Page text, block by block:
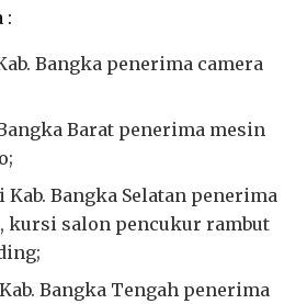
:
Bangka penerima camera
Barat penerima mesin
Bangka Selatan penerima
kursi salon pencukur rambut
Bangka Tengah penerima